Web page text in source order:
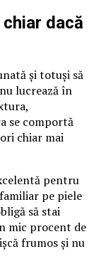
dacă
și totuși să
lucrează în
se comportă
chiar mai
pentru
pe piele
să stai
mic procent de
frumos și nu